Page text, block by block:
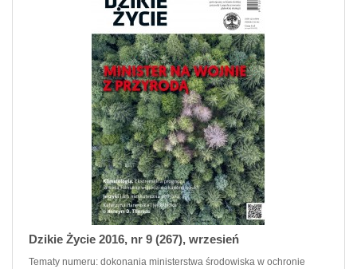
Dzikie Życie 2016, nr 9 (267), wrzesień
Tematy numeru: dokonania ministerstwa środowiska w ochronie